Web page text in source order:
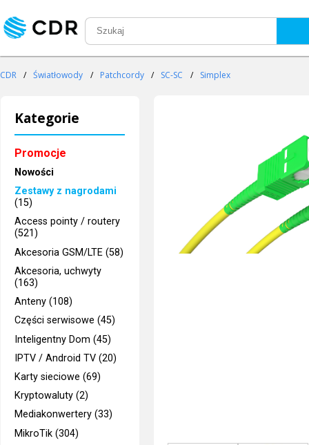
CDR / Światłowody / Patchcordy / SC-SC / Simplex
Kategorie
Promocje
Nowości
Zestawy z nagrodami
(15)
Access pointy / routery
(521)
Akcesoria GSM/LTE (58)
Akcesoria, uchwyty
(163)
Anteny (108)
Części serwisowe (45)
Inteligentny Dom (45)
IPTV / Android TV (20)
Karty sieciowe (69)
Kryptowaluty (2)
Mediakonwertery (33)
MikroTik (304)